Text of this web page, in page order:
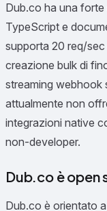
Dub.co ha una
TypeScript e
supporta 20 req/
creazione bulk di
streaming webhook
attualmente non
integrazioni native
non-developer.
Dub.co è open
Dub.co è orientato